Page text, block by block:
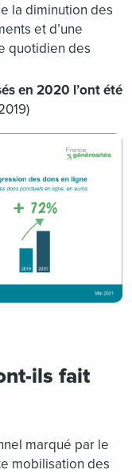
la diminution des
et d’une
quotidien des
en 2020 l’ont été
ils fait
marqué par le
mobilisation des